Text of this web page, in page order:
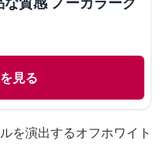
見る
を演出するオフホワイト